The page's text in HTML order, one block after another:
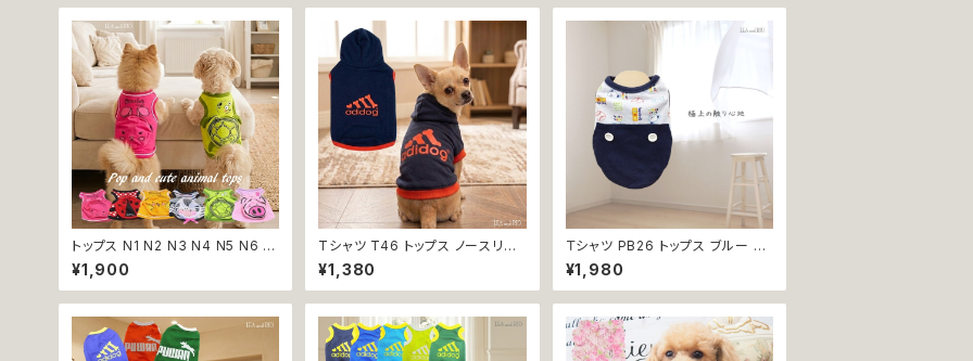
トップス N1 N2 N3 N4 N5 N6 う
さぎ てんとう虫 ひよこ しまうま か
め ぶた ポケット ビビット ドッグウ
ェア dog 犬 猫 ペット 服 犬服 猫
かわいい 小型犬 返品交換不可
¥1,900
Tシャツ T46 トップス ノースリー
ブ ネイビー×オレンジ 紺 橙 スポ
ーティー フード 帽子 犬 猫 ペット
犬服 猫服 犬の服 猫の服
¥1,380
Ｔシャツ PB26 トップス ブルー 野
球 くま ドックウェア 小型犬 犬 猫
dog cat ペット 服 犬服 返品交換
不可
¥1,980